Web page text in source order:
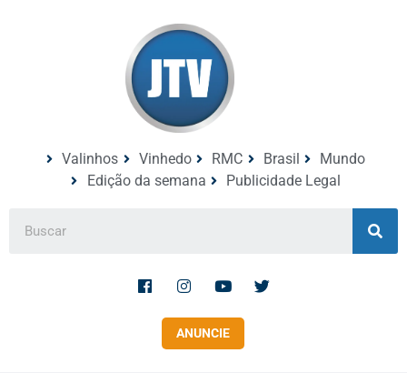
Valinhos Vinhedo RMC Brasil
Mundo
Edição da semana
Publicidade Legal
ANUNCIE